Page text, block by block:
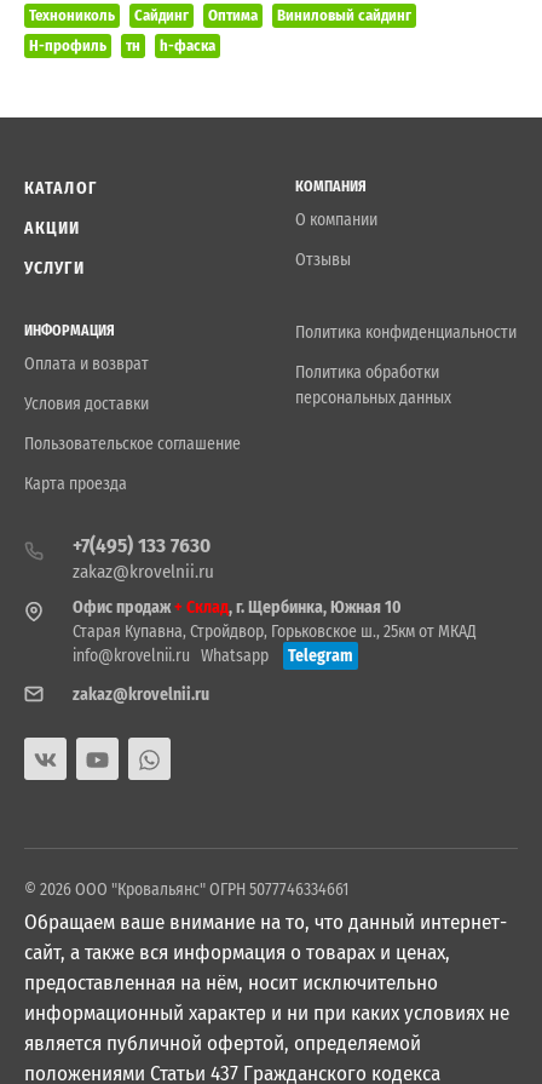
Технониколь Сайдинг Оптима
Виниловый сайдинг
H-профиль
тн h-фаска
КАТАЛОГ
АКЦИИ
УСЛУГИ
КОМПАНИЯ
О компании
Отзывы
ИНФОРМАЦИЯ
Оплата и возврат
Условия доставки
Пользовательское соглашение
Карта проезда
Политика конфиденциальности
Политика обработки
персональных данных
+7(495) 133 7630
zakaz@krovelnii.ru
Офис продаж+ Склад, г. Щербинка, Южная 10
Старая Купавна, Стройдвор, Горьковское ш., 25км от МКАД
info@krovelnii.ru Whatsapp
Telegram
zakaz@krovelnii.ru
© 2026 ООО "Кровальянс" ОГРН 5077746334661
Обращаем ваше внимание на то, что данный интернет-
сайт, а также вся информация о товарах и ценах,
предоставленная на нём, носит исключительно
информационный характер и ни при каких условиях не
является публичной офертой, определяемой
положениями Статьи 437 Гражданского кодекса